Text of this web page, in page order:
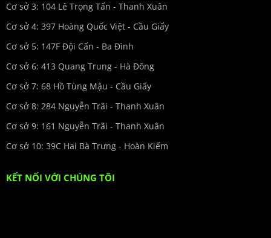
Cơ sở 3: 104 Lê Trọng Tấn - Thanh Xuân
Cơ sở 4: 397 Hoàng Quốc Việt - Cầu Giấy
Cơ sở 5: 147F Đội Cấn - Ba Đình
Cơ sở 6: 413 Quang Trung - Hà Đông
Cơ sở 7: 68 Hồ Tùng Mậu - Cầu Giấy
Cơ sở 8: 284 Nguyễn Trãi - Thanh Xuân
Cơ sở 9: 161 Nguyễn Trãi - Thanh Xuân
Cơ sở 10: 39C Hai Bà Trưng - Hoàn Kiếm
KẾT NỐI VỚI CHÚNG TÔI